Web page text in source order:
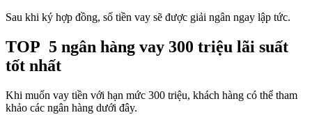
Sau khi ký hợp đồng, số tiền vay sẽ được giải ngân ngay lập tức.
TOP 5 ngân hàng vay 300 triệu lãi suất
tốt nhất
Khi muốn vay tiền với hạn mức 300 triệu, khách hàng có thể tham
khảo các ngân hàng dưới đây.